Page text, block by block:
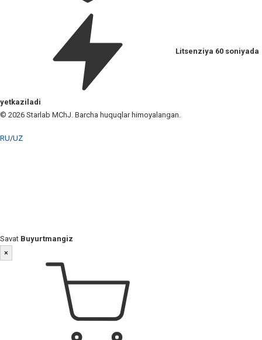
Litsenziya 60 soniyada
yetkaziladi
© 2026 Starlab MChJ. Barcha huquqlar himoyalangan.
RU/UZ
Savat Buyurtmangiz
×